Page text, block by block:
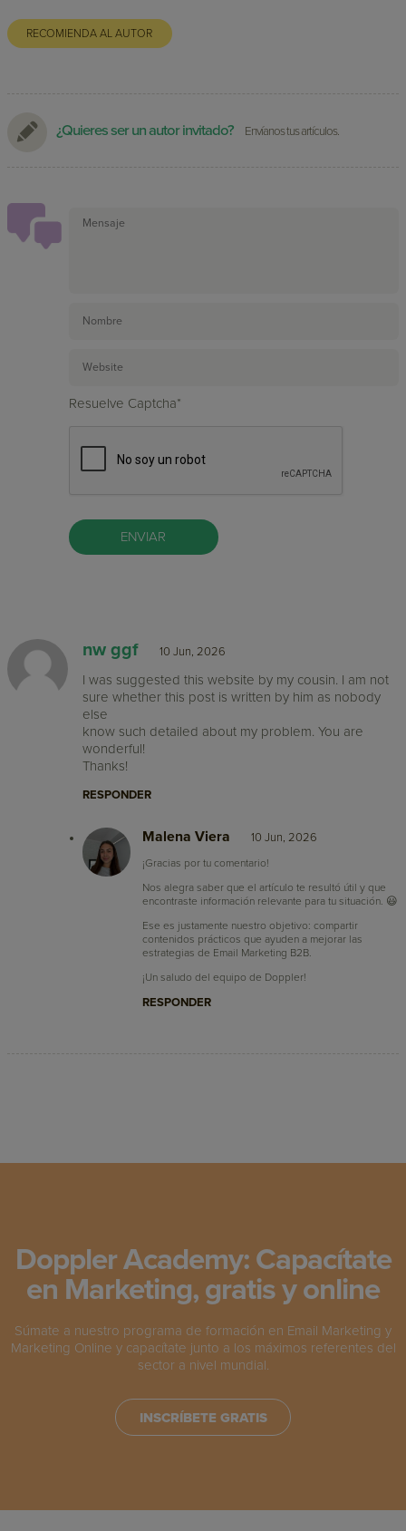
RECOMIENDA AL AUTOR
¿Quieres ser un autor invitado? Envíanos tus artículos.
Resuelve Captcha*
nw ggf 10 Jun, 2026
I was suggested this website by my cousin. I am not
sure whether this post is written by him as nobody
else
know such detailed about my problem. You are
wonderful!
Thanks!
RESPONDER
Malena Viera 10 Jun, 2026
¡Gracias por tu comentario!
Nos alegra saber que el artículo te resultó útil y que
encontraste información relevante para tu situación. 😃
Ese es justamente nuestro objetivo: compartir
contenidos prácticos que ayuden a mejorar las
estrategias de Email Marketing B2B.
¡Un saludo del equipo de Doppler!
RESPONDER
Doppler Academy: Capacítate
en Marketing, gratis y online
Súmate a nuestro programa de formación en Email Marketing y
Marketing Online y capacítate junto a los máximos referentes del
sector a nivel mundial.
INSCRÍBETE GRATIS